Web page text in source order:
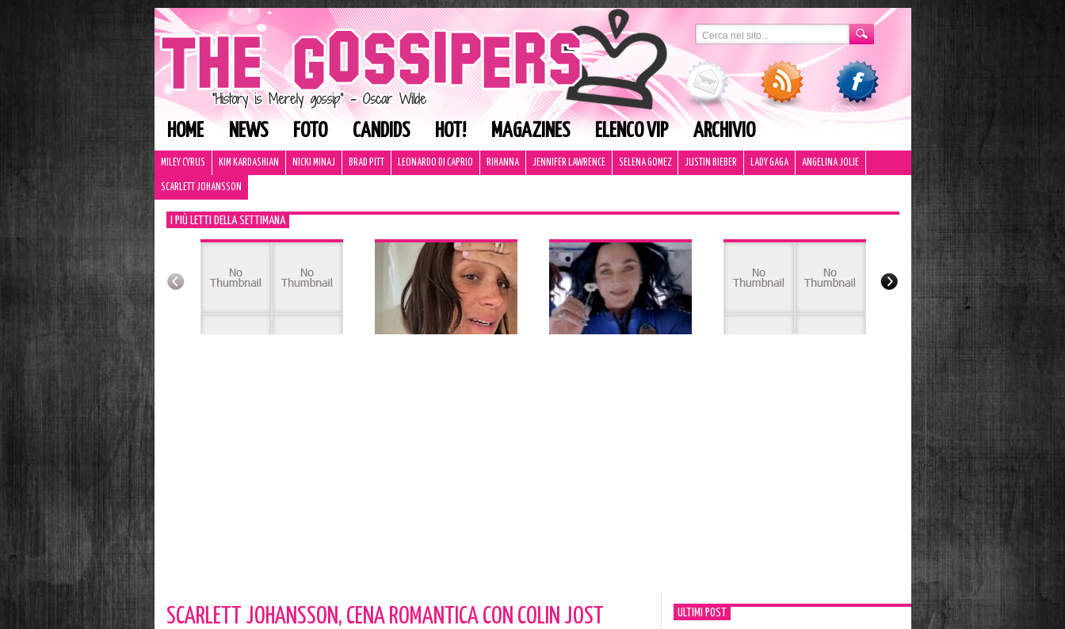
HOME NEWS FOTO CANDIDS HOT! MAGAZINES ELENCO VIP ARCHIVIO
MILEY CYRUS KIM KARDASHIAN NICKI MINAJ BRAD PITT LEONARDO DI CAPRIO RIHANNA JENNIFER LAWRENCE SELENA GOMEZ JUSTIN BIEBER LADY GAGA ANGELINA JOLIE
SCARLETT JOHANSSON
I PIÙ LETTI DELLA SETTIMANA
SCARLETT JOHANSSON, CENA ROMANTICA CON COLIN JOST ULTIMI POST